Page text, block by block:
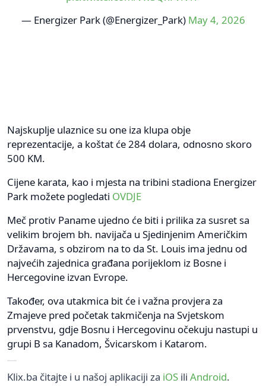
— Energizer Park (@Energizer_Park) May 4, 2026
Najskuplje ulaznice su one iza klupa obje
reprezentacije, a koštat će 284 dolara, odnosno skoro
500 KM.
Cijene karata, kao i mjesta na tribini stadiona Energizer
Park možete pogledati OVDJE
Meč protiv Paname ujedno će biti i prilika za susret sa
velikim brojem bh. navijača u Sjedinjenim Američkim
Državama, s obzirom na to da St. Louis ima jednu od
najvećih zajednica građana porijeklom iz Bosne i
Hercegovine izvan Evrope.
Također, ova utakmica bit će i važna provjera za
Zmajeve pred početak takmičenja na Svjetskom
prvenstvu, gdje Bosnu i Hercegovinu očekuju nastupi u
grupi B sa Kanadom, Švicarskom i Katarom.
Klix.ba čitajte i u našoj aplikaciji za iOS ili Android.